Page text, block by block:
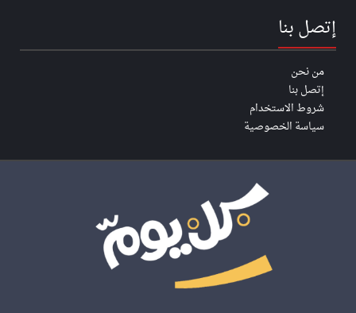
إتصل بنا
من نحن
إتصل بنا
شروط الاستخدام
سياسة الخصوصية